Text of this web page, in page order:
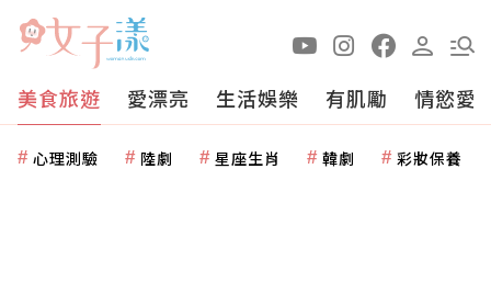
美食旅遊 愛漂亮 生活娛樂 有肌勵 情慾愛
心理測驗 陸劇 星座生肖 韓劇 彩妝保養